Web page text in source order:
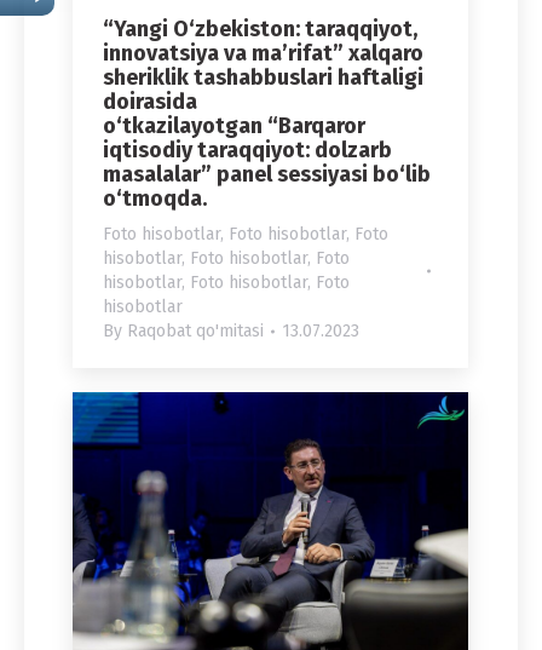
“Yangi O‘zbekiston: taraqqiyot,
innovatsiya va ma’rifat” xalqaro
sheriklik tashabbuslari haftaligi
doirasida
o‘tkazilayotgan “Barqaror
iqtisodiy taraqqiyot: dolzarb
masalalar” panel sessiyasi bo‘lib
o‘tmoqda.
Foto hisobotlar, Foto hisobotlar, Foto
hisobotlar, Foto hisobotlar, Foto
hisobotlar, Foto hisobotlar, Foto
hisobotlar
By Raqobat qo'mitasi 13.07.2023